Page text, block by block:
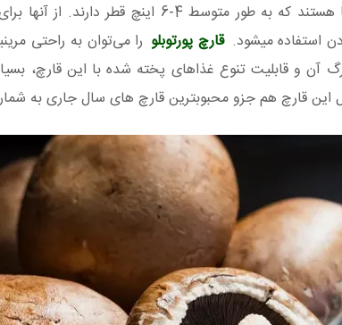
پورتوبلو غول های خانواده قارچ ها هستند که به
استفاده میشود. قارچ پورتوبلو را می‌توان به راحتی
آن و قابلیت تنوع غذاهای پخته شده با این قارچ،
این قارچ هم جزو محبوبترین قارچ های سال جاری به